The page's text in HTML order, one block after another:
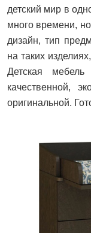
детский мир в
много времени,
дизайн, тип
на таких
Детская
качественной,
оригинальной.